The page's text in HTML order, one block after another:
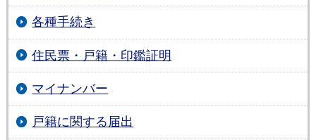
各種手続き
住民票・戸籍・印鑑証明
マイナンバー
戸籍に関する届出